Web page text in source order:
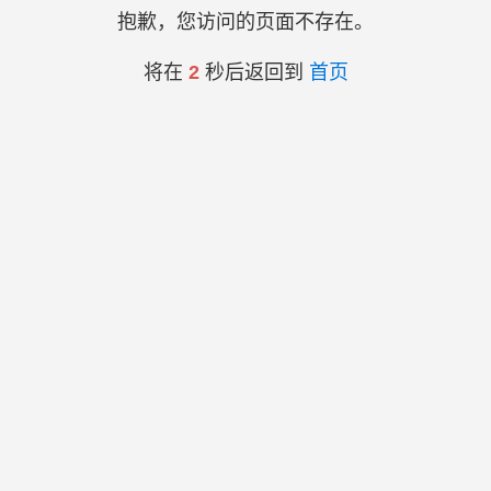
抱歉，您访问的页面不存在。
将在 2秒后返回到 首页